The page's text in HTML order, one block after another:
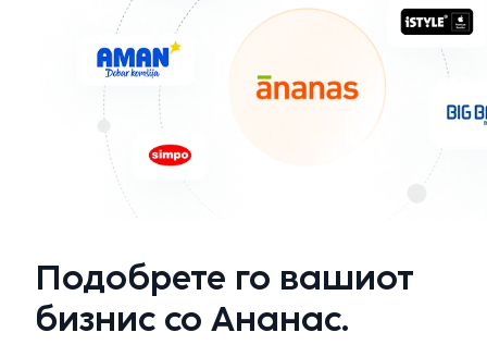
Подобрете го вашиот
бизнис со Ананас.